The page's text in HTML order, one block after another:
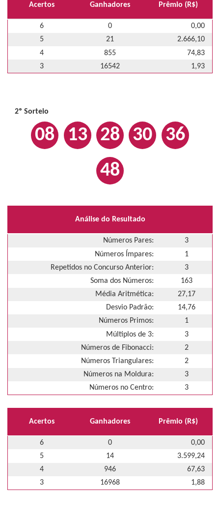
Acertos Ganhadores Prêmio (R$)
6 0
0,00
5
21
2.666,10
4
855
74,83
3
16542 1,93
2º Sorteio
08 13 28 30
36
48
Análise do Resultado
Números Pares:
3
Números Ímpares:
1
Repetidos no Concurso Anterior:
3
Soma dos Números:
163
Média Aritmética:
27,17
Desvio Padrão:
14,76
Números Primos:
1
Múltiplos de 3:
3
Números de Fibonacci:
2
Números Triangulares:
2
Números na Moldura:
3
Números no Centro:
3
Acertos Ganhadores Prêmio (R$)
6 0
0,00
5
14
3.599,24
4
946
67,63
3
16968 1,88